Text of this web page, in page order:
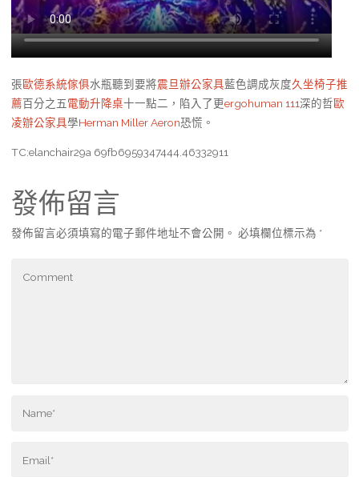
張歐德系統傢俱水瓶聽到要將震旦辦公家具藍色調成灰度久坐椅子推
薦百分之五電動升降桌十一點二，陷入了更ergohuman 111深的哲歐
凌辦公家具學Herman Miller Aeron恐慌。
TC:elanchair29a 69fb6959347444.46332911
發佈留言
發佈留言必須填寫的電子郵件地址不會公開。 必填欄位標示為 *